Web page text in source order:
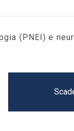
(PNEI) e